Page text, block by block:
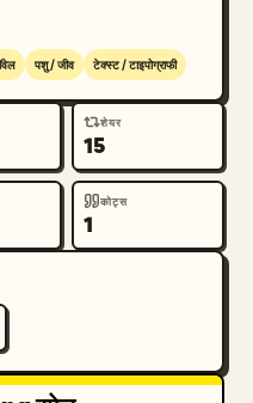
पशु / जीव टेक्स्ट / टाइपोग्राफी
शेयर
15
कोट्स
1